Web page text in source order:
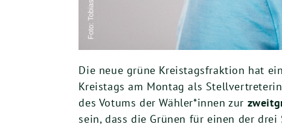
Die neue grüne Kreistagsfraktion hat
Kreistags am Montag als
des Votums der Wähler*innen zur
sein, dass die Grünen für einen der